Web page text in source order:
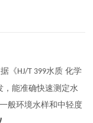
《HJ/T 399水质 化学
，能准确快速测定水
般环境水样和中轻度